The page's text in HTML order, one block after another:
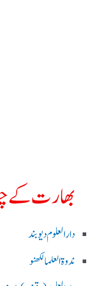
بھارت کے
دارالعلوم دیوبند
ندوۃالعلما لکھنو